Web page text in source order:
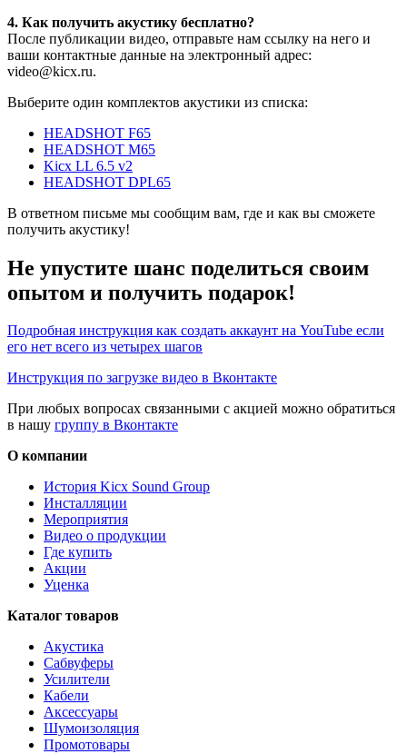
4. Как получить акустику бесплатно?
После публикации видео, отправьте нам ссылку на него и
ваши контактные данные на электронный адрес:
video@kicx.ru.
Выберите один комплектов акустики из списка:
HEADSHOT F65
HEADSHOT M65
Kicx LL 6.5 v2
HEADSHOT DPL65
В ответном письме мы сообщим вам, где и как вы сможете
получить акустику!
Не упустите шанс поделиться своим
опытом и получить подарок!
Подробная инструкция как создать аккаунт на YouTube если
его нет всего из четырех шагов
Инструкция по загрузке видео в Вконтакте
При любых вопросах связанными с акцией можно обратиться
в нашу группу в Вконтакте
О компании
История Kicx Sound Group
Инсталляции
Мероприятия
Видео о продукции
Где купить
Акции
Уценка
Каталог товаров
Акустика
Сабвуферы
Усилители
Кабели
Аксессуары
Шумоизоляция
Промотовары